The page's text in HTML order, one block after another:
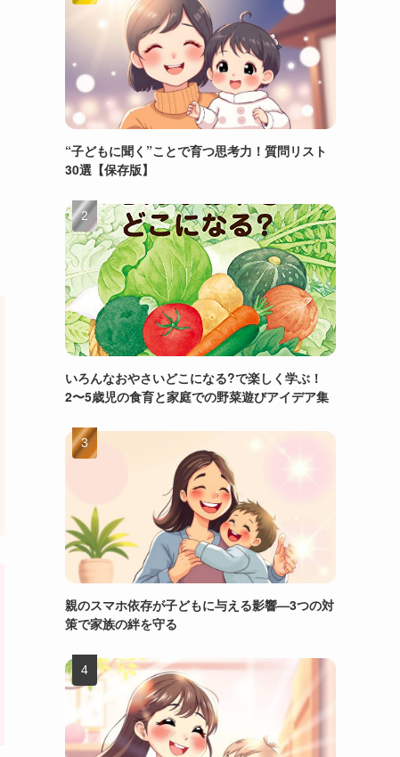
“子どもに聞く”ことで育つ思考力！質問リスト
30選【保存版】
いろんなおやさいどこになる?で楽しく学ぶ！
2〜5歳児の食育と家庭での野菜遊びアイデア集
親のスマホ依存が子どもに与える影響—3つの対
策で家族の絆を守る